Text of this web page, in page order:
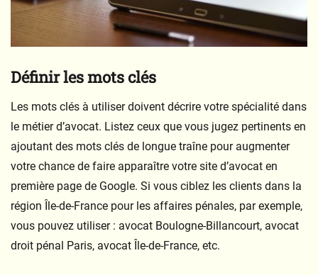
Définir les mots clés
Les mots clés à utiliser doivent décrire votre spécialité dans
le métier d’avocat. Listez ceux que vous jugez pertinents en
ajoutant des mots clés de longue traîne pour augmenter
votre chance de faire apparaître votre site d’avocat en
première page de Google. Si vous ciblez les clients dans la
région Île-de-France pour les affaires pénales, par exemple,
vous pouvez utiliser : avocat Boulogne-Billancourt, avocat
droit pénal Paris, avocat Île-de-France, etc.